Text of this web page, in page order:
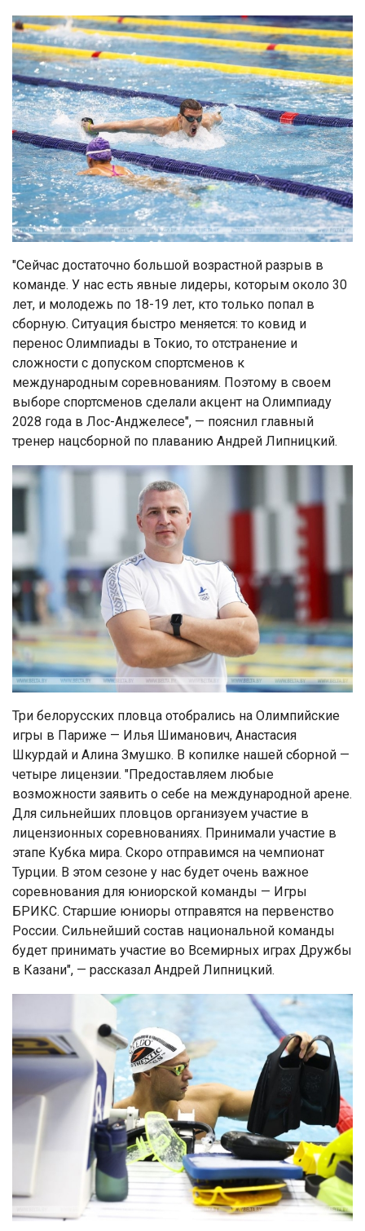
"Сейчас достаточно большой возрастной разрыв в
команде. У нас есть явные лидеры, которым около 30
лет, и молодежь по 18-19 лет, кто только попал в
сборную. Ситуация быстро меняется: то ковид и
перенос Олимпиады в Токио, то отстранение и
сложности с допуском спортсменов к
международным соревнованиям. Поэтому в своем
выборе спортсменов сделали акцент на Олимпиаду
2028 года в Лос-Анджелесе", — пояснил главный
тренер нацсборной по плаванию Андрей Липницкий.
Три белорусских пловца отобрались на Олимпийские
игры в Париже — Илья Шиманович, Анастасия
Шкурдай и Алина Змушко. В копилке нашей сборной —
четыре лицензии. "Предоставляем любые
возможности заявить о себе на международной арене.
Для сильнейших пловцов организуем участие в
лицензионных соревнованиях. Принимали участие в
этапе Кубка мира. Скоро отправимся на чемпионат
Турции. В этом сезоне у нас будет очень важное
соревнования для юниорской команды — Игры
БРИКС. Старшие юниоры отправятся на первенство
России. Сильнейший состав национальной команды
будет принимать участие во Всемирных играх Дружбы
в Казани", — рассказал Андрей Липницкий.